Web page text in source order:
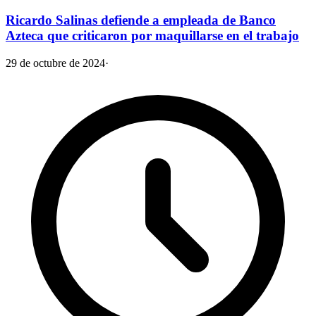
Ricardo Salinas defiende a empleada de Banco
Azteca que criticaron por maquillarse en el trabajo
29 de octubre de 2024·